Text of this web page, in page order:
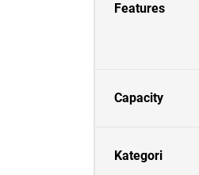
Features
Capacity
Kategori